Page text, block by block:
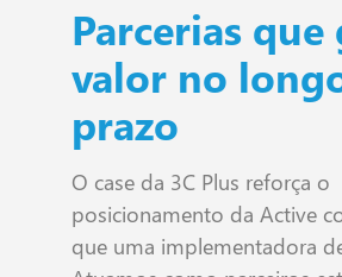
Parcerias que
valor no
prazo
O case da 3C Plus reforça o
posicionamento da Active
que uma implementadora